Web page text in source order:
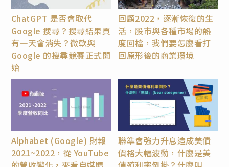
ChatGPT 是否會取代
Google 搜尋？搜尋結果頁
有一天會消失？微軟與
Google 的搜尋競賽正式開
始
回顧2022，逐漸恢復的生
活，股市與各種市場的熱
度回檔，我們要怎麼看打
回原形後的商業環境
Alphabet (Google) 財報
2021~2022，從 YouTube
聯準會強力升息造成美債
價格大幅波動，什麼是美